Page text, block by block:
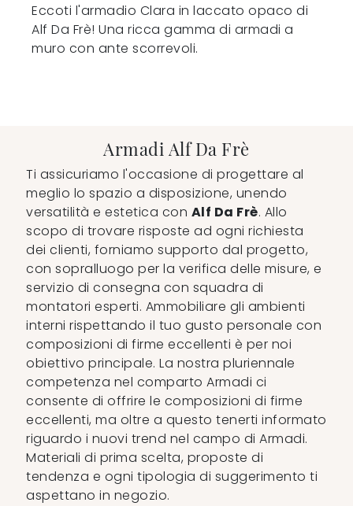
Eccoti l'armadio Clara in laccato opaco di
Alf Da Frè! Una ricca gamma di armadi a
muro con ante scorrevoli.
Armadi Alf Da Frè
Ti assicuriamo l'occasione di progettare al
meglio lo spazio a disposizione, unendo
versatilità e estetica con Alf Da Frè. Allo
scopo di trovare risposte ad ogni richiesta
dei clienti, forniamo supporto dal progetto,
con sopralluogo per la verifica delle misure, e
servizio di consegna con squadra di
montatori esperti. Ammobiliare gli ambienti
interni rispettando il tuo gusto personale con
composizioni di firme eccellenti è per noi
obiettivo principale. La nostra pluriennale
competenza nel comparto Armadi ci
consente di offrire le composizioni di firme
eccellenti, ma oltre a questo tenerti informato
riguardo i nuovi trend nel campo di Armadi.
Materiali di prima scelta, proposte di
tendenza e ogni tipologia di suggerimento ti
aspettano in negozio.